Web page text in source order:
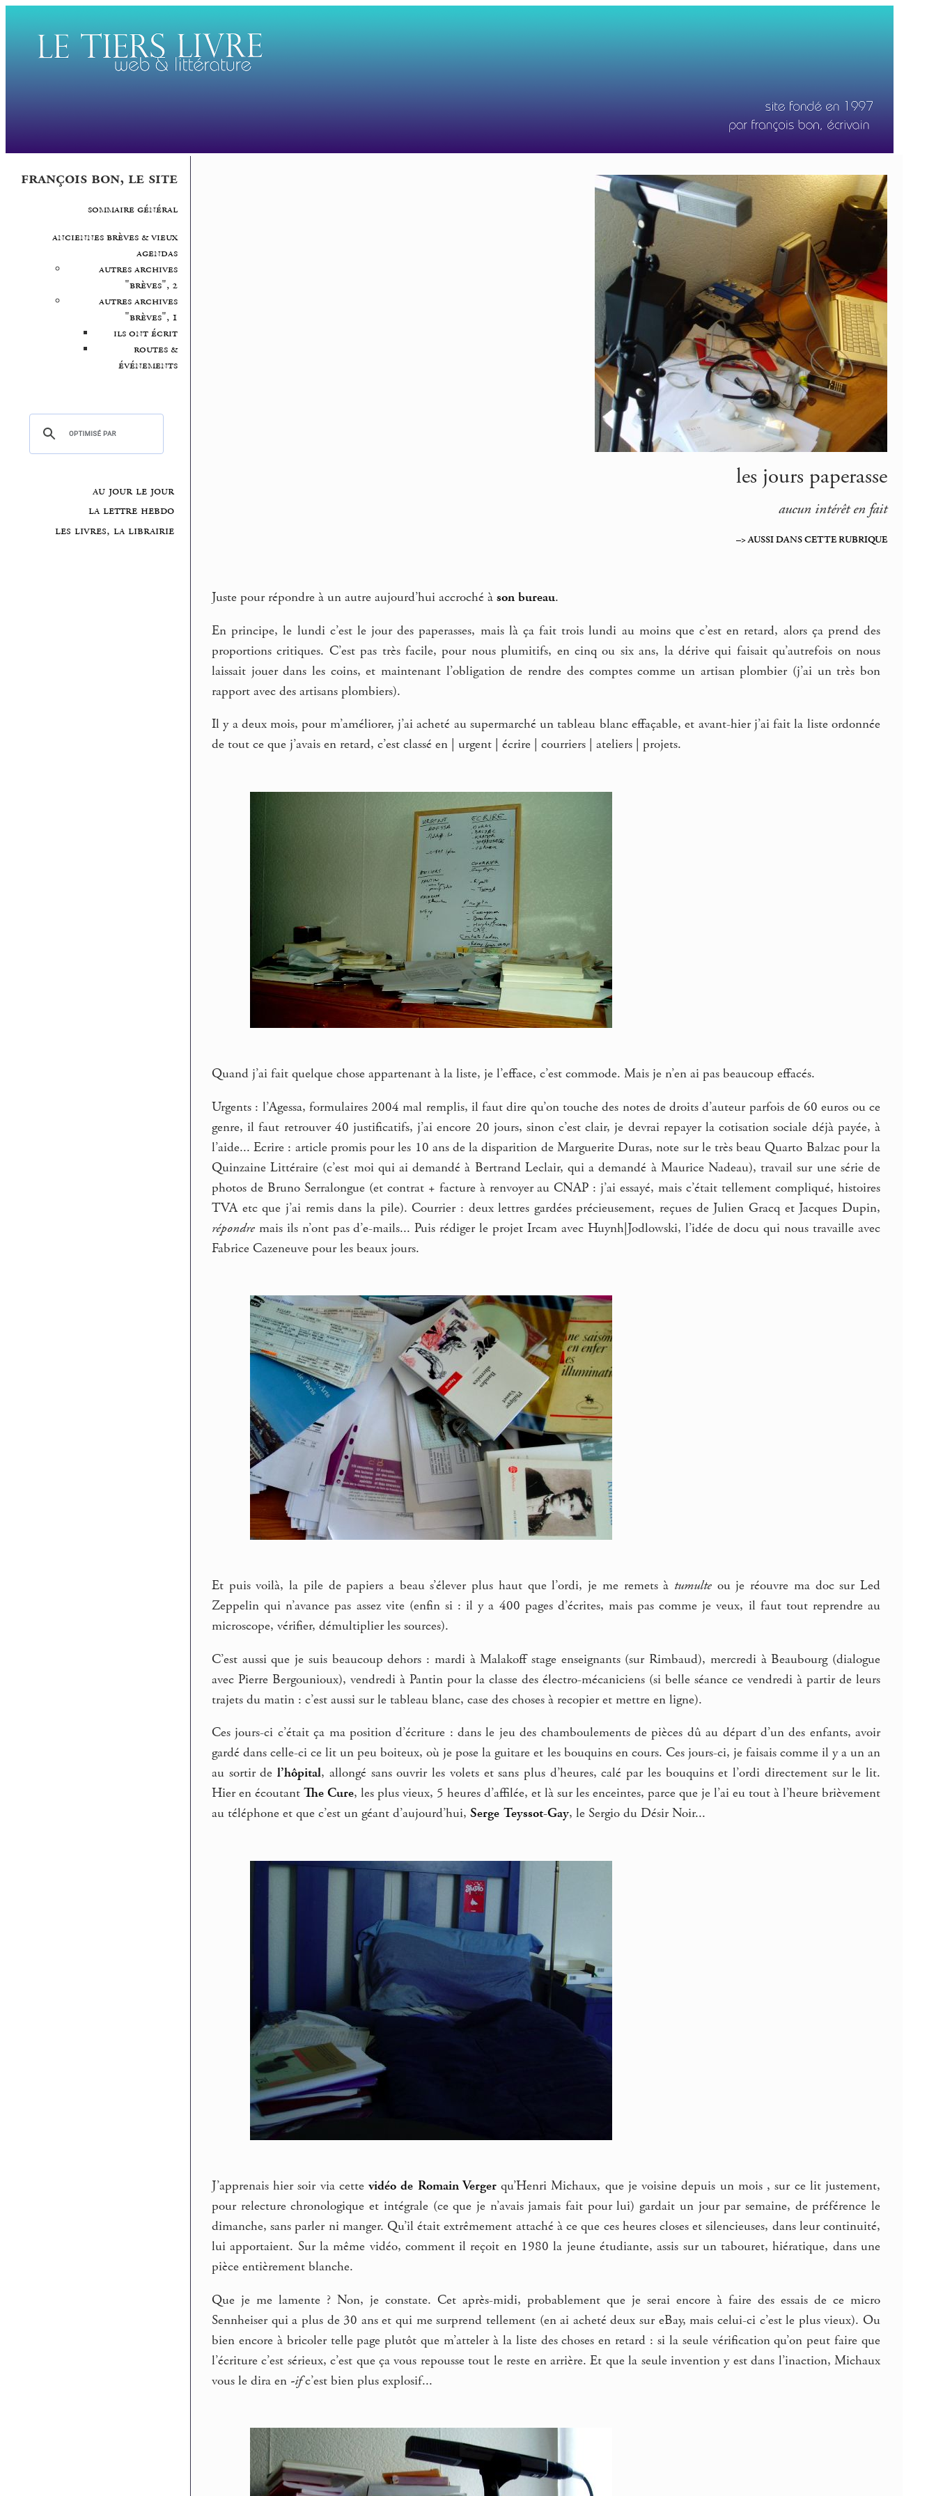
françois bon, le site
sommaire général
anciennes brèves & vieux
agendas
autres archives
"brèves", 2
autres archives
"brèves", 1
ils ont écrit
routes &
événements
au jour le jour
la lettre hebdo
les livres, la librairie
les jours paperasse
aucun intérêt en fait
–> AUSSI DANS CETTE RUBRIQUE
Juste pour répondre à un autre aujourd’hui accroché à son bureau.
En principe, le lundi c’est le jour des paperasses, mais là ça fait trois lundi au moins que c’est en retard, alors ça prend des
proportions critiques. C’est pas très facile, pour nous plumitifs, en cinq ou six ans, la dérive qui faisait qu’autrefois on nous
laissait jouer dans les coins, et maintenant l’obligation de rendre des comptes comme un artisan plombier (j’ai un très bon
rapport avec des artisans plombiers).
Il y a deux mois, pour m’améliorer, j’ai acheté au supermarché un tableau blanc effaçable, et avant-hier j’ai fait la liste ordonnée
de tout ce que j’avais en retard, c’est classé en | urgent | écrire | courriers | ateliers | projets.
Quand j’ai fait quelque chose appartenant à la liste, je l’efface, c’est commode. Mais je n’en ai pas beaucoup effacés.
Urgents : l’Agessa, formulaires 2004 mal remplis, il faut dire qu’on touche des notes de droits d’auteur parfois de 60 euros ou ce
genre, il faut retrouver 40 justificatifs, j’ai encore 20 jours, sinon c’est clair, je devrai repayer la cotisation sociale déjà payée, à
l’aide... Ecrire : article promis pour les 10 ans de la disparition de Marguerite Duras, note sur le très beau Quarto Balzac pour la
Quinzaine Littéraire (c’est moi qui ai demandé à Bertrand Leclair, qui a demandé à Maurice Nadeau), travail sur une série de
photos de Bruno Serralongue (et contrat + facture à renvoyer au CNAP : j’ai essayé, mais c’était tellement compliqué, histoires
TVA etc que j’ai remis dans la pile). Courrier : deux lettres gardées précieusement, reçues de Julien Gracq et Jacques Dupin,
répondre mais ils n’ont pas d’e-mails... Puis rédiger le projet Ircam avec Huynh|Jodlowski, l’idée de docu qui nous travaille avec
Fabrice Cazeneuve pour les beaux jours.
Et puis voilà, la pile de papiers a beau s’élever plus haut que l’ordi, je me remets à tumulteou je réouvre ma doc sur Led
Zeppelin qui n’avance pas assez vite (enfin si : il y a 400 pages d’écrites, mais pas comme je veux, il faut tout reprendre au
microscope, vérifier, démultiplier les sources).
C’est aussi que je suis beaucoup dehors : mardi à Malakoff stage enseignants (sur Rimbaud), mercredi à Beaubourg (dialogue
avec Pierre Bergounioux), vendredi à Pantin pour la classe des électro-mécaniciens (si belle séance ce vendredi à partir de leurs
trajets du matin : c’est aussi sur le tableau blanc, case des choses à recopier et mettre en ligne).
Ces jours-ci c’était ça ma position d’écriture : dans le jeu des chamboulements de pièces dû au départ d’un des enfants, avoir
gardé dans celle-ci ce lit un peu boiteux, où je pose la guitare et les bouquins en cours. Ces jours-ci, je faisais comme il y a un an
au sortir del’hôpital, allongé sans ouvrir les volets et sans plus d’heures, calé par les bouquins et l’ordi directement sur le lit.
Hier en écoutantThe Cure, les plus vieux, 5 heures d’affilée, et là sur les enceintes, parce que je l’ai eu tout à l’heure brièvement
au téléphone et que c’est un géant d’aujourd’hui, Serge Teyssot-Gay, le Sergio du Désir Noir...
J’apprenais hier soir via cettevidéo de Romain Vergerqu’Henri Michaux, que je voisine depuis un mois , sur ce lit justement,
pour relecture chronologique et intégrale (ce que je n’avais jamais fait pour lui) gardait un jour par semaine, de préférence le
dimanche, sans parler ni manger. Qu’il était extrêmement attaché à ce que ces heures closes et silencieuses, dans leur continuité,
lui apportaient. Sur la même vidéo, comment il reçoit en 1980 la jeune étudiante, assis sur un tabouret, hiératique, dans une
pièce entièrement blanche.
Que je me lamente ? Non, je constate. Cet après-midi, probablement que je serai encore à faire des essais de ce micro
Sennheiser qui a plus de 30 ans et qui me surprend tellement (en ai acheté deux sur eBay, mais celui-ci c’est le plus vieux). Ou
bien encore à bricoler telle page plutôt que m’atteler à la liste des choses en retard : si la seule vérification qu’on peut faire que
l’écriture c’est sérieux, c’est que ça vous repousse tout le reste en arrière. Et que la seule invention y est dans l’inaction, Michaux
vous le dira en -ifc’est bien plus explosif...